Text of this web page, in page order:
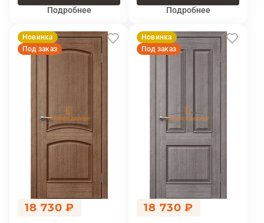
Подробнее
Подробнее
Новинка
Под заказ
18 730 ₽
Новинка
Под заказ
18 730 ₽